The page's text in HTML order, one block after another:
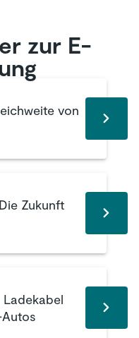
zur E-
von
Zukunft
Ladekabel